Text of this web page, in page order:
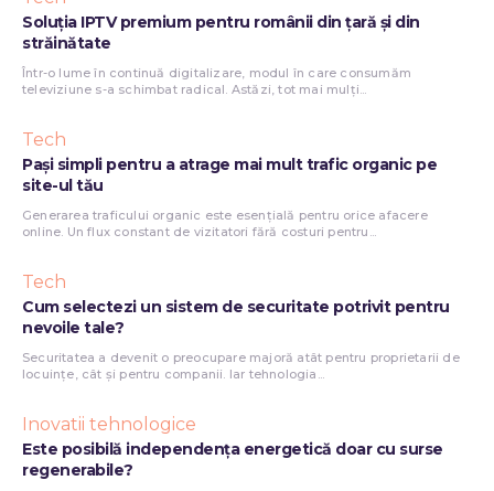
Soluția IPTV premium pentru românii din țară și din
străinătate
Într-o lume în continuă digitalizare, modul în care consumăm
televiziune s-a schimbat radical. Astăzi, tot mai mulți...
Tech
Pași simpli pentru a atrage mai mult trafic organic pe
site-ul tău
Generarea traficului organic este esențială pentru orice afacere
online. Un flux constant de vizitatori fără costuri pentru...
Tech
Cum selectezi un sistem de securitate potrivit pentru
nevoile tale?
Securitatea a devenit o preocupare majoră atât pentru proprietarii de
locuințe, cât și pentru companii. Iar tehnologia...
Inovatii tehnologice
Este posibilă independența energetică doar cu surse
regenerabile?